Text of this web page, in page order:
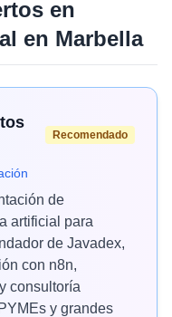
en
en Marbella
Recomendado
de
artificial para
de Javadex,
con n8n,
consultoría
y grandes